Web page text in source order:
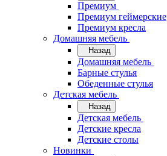
Премиум
Премиум геймерские
Премиум кресла
Домашняя мебель
Назад
Домашняя мебель
Барные стулья
Обеденные стулья
Детская мебель
Назад
Детская мебель
Детские кресла
Детские столы
Новинки